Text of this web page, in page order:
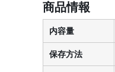
商品情報
内容量
保存方法